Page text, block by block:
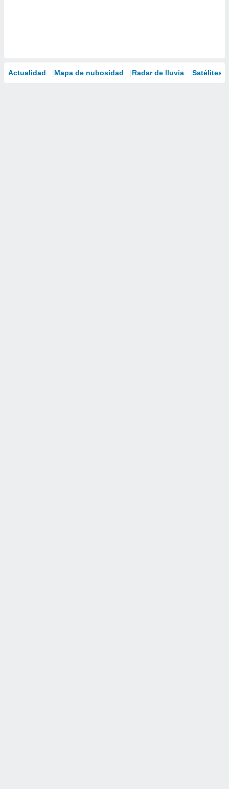
Actualidad Mapa de nubosidad Radar de lluvia Satélites